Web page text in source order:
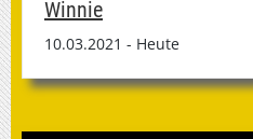
Winnie
10.03.2021 - Heute